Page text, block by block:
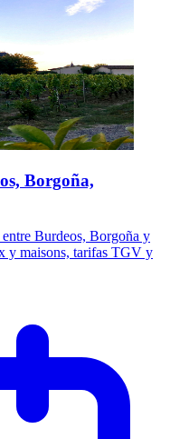
Borgoña,
Burdeos, Borgoña y
y maisons, tarifas TGV y